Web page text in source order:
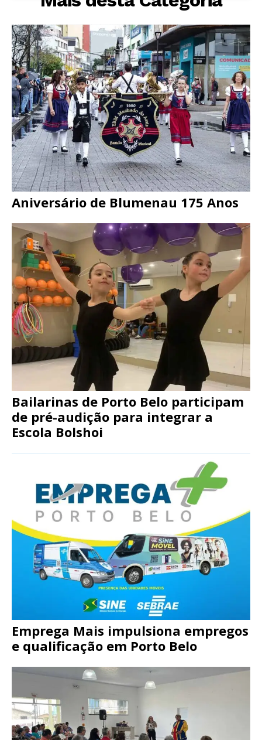
Aniversário de Blumenau 175 Anos
Bailarinas de Porto Belo participam
de pré-audição para integrar a
Escola Bolshoi
Emprega Mais impulsiona empregos
e qualificação em Porto Belo